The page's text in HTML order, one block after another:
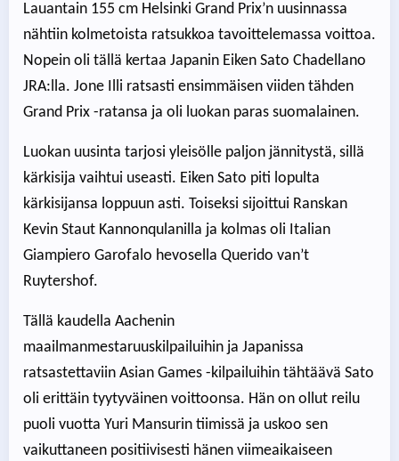
Lauantain 155 cm Helsinki Grand Prix’n uusinnassa
nähtiin kolmetoista ratsukkoa tavoittelemassa voittoa.
Nopein oli tällä kertaa Japanin Eiken Sato Chadellano
JRA:lla. Jone Illi ratsasti ensimmäisen viiden tähden
Grand Prix -ratansa ja oli luokan paras suomalainen.
Luokan uusinta tarjosi yleisölle paljon jännitystä, sillä
kärkisija vaihtui useasti. Eiken Sato piti lopulta
kärkisijansa loppuun asti. Toiseksi sijoittui Ranskan
Kevin Staut Kannonqulanilla ja kolmas oli Italian
Giampiero Garofalo hevosella Querido van’t
Ruytershof.
Tällä kaudella Aachenin
maailmanmestaruuskilpailuihin ja Japanissa
ratsastettaviin Asian Games -kilpailuihin tähtäävä Sato
oli erittäin tyytyväinen voittoonsa. Hän on ollut reilu
puoli vuotta Yuri Mansurin tiimissä ja uskoo sen
vaikuttaneen positiivisesti hänen viimeaikaiseen